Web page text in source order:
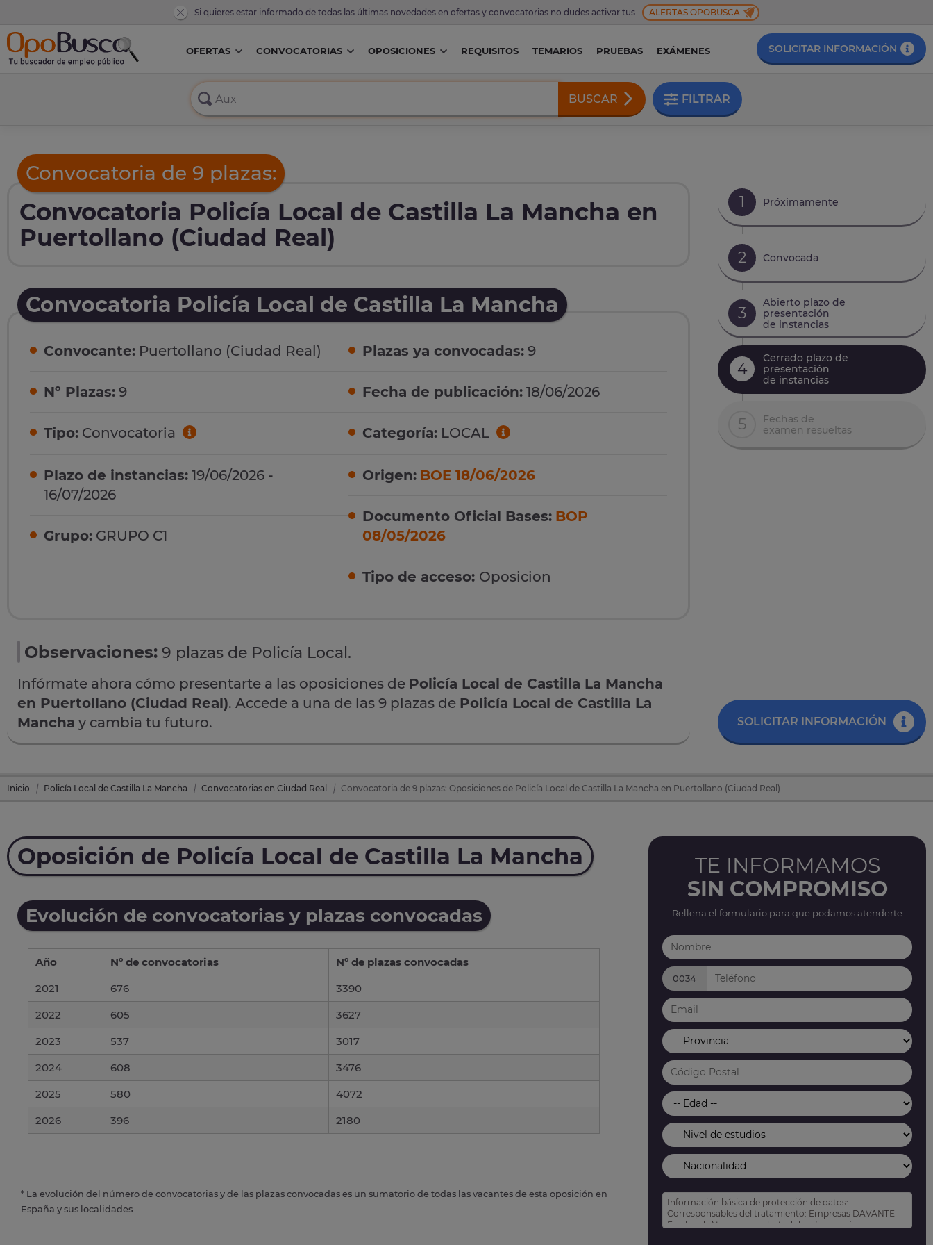
Si quieres estar informado de todas las últimas novedades en ofertas y convocatorias no dudes activar tus ALERTAS OPOBUSCA
OFERTAS CONVOCATORIAS OPOSICIONES REQUISITOS TEMARIOS PRUEBAS EXÁMENES SOLICITAR INFORMACIÓN
BUSCAR FILTRAR
Convocatoria de 9 plazas:
Convocatoria Policía Local de Castilla La Mancha en
Puertollano (Ciudad Real)
Convocatoria Policía Local de Castilla La Mancha
Convocante: Puertollano (Ciudad Real)
Nº Plazas: 9
Tipo: Convocatoria
Plazo de instancias: 19/06/2026 -
16/07/2026
Grupo: GRUPO C1
Plazas ya convocadas: 9
Fecha de publicación: 18/06/2026
Categoría: LOCAL
Origen: BOE 18/06/2026
Documento Oficial Bases: BOP
08/05/2026
Tipo de acceso: Oposicion
Observaciones: 9 plazas de Policía Local.
Infórmate ahora cómo presentarte a las oposiciones de Policía Local de Castilla La Mancha
en Puertollano (Ciudad Real). Accede a una de las 9 plazas de Policía Local de Castilla La
Mancha y cambia tu futuro.
1 Próximamente
2 Convocada
3
Abierto plazo de
presentación
de instancias
4
Cerrado plazo de
presentación
de instancias
5
Fechas de
examen resueltas
SOLICITAR INFORMACIÓN
Inicio Policía Local de Castilla La Mancha Convocatorias en Ciudad Real Convocatoria de 9 plazas: Oposiciones de Policía Local de Castilla La Mancha en Puertollano (Ciudad Real)
Oposición de Policía Local de Castilla La Mancha
Evolución de convocatorias y plazas convocadas
Año Nº de convocatorias
Nº de plazas convocadas
2021
676
3390
2022
605
3627
2023
537
3017
2024
608
3476
2025
580
4072
2026
396 2180
* La evolución del número de convocatorias y de las plazas convocadas es un sumatorio de todas las vacantes de esta oposición en
España y sus localidades
TE INFORMAMOS
SIN COMPROMISO
Rellena el formulario para que podamos atenderte
0034
Información básica de protección de datos:
Corresponsables del tratamiento: Empresas DAVANTE
Finalidad: Atender su solicitud de información y